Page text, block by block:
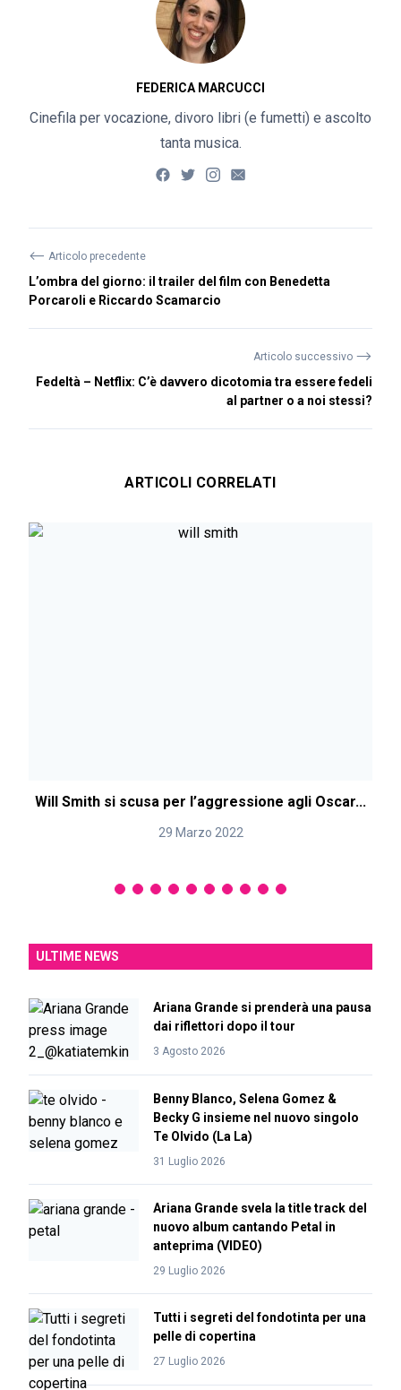
FEDERICA MARCUCCI
Cinefila per vocazione, divoro libri (e fumetti) e ascolto
tanta musica.
⟵ Articolo precedente
L’ombra del giorno: il trailer del film con Benedetta
Porcaroli e Riccardo Scamarcio
Articolo successivo ⟶
Fedeltà – Netflix: C’è davvero dicotomia tra essere fedeli
al partner o a noi stessi?
ARTICOLI CORRELATI
Will Smith si scusa per l’aggressione agli Oscar...
29 Marzo 2022
ULTIME NEWS
Ariana Grande si prenderà una pausa
dai riflettori dopo il tour
3 Agosto 2026
Benny Blanco, Selena Gomez &
Becky G insieme nel nuovo singolo
Te Olvido (La La)
31 Luglio 2026
Ariana Grande svela la title track del
nuovo album cantando Petal in
anteprima (VIDEO)
29 Luglio 2026
Tutti i segreti del fondotinta per una
pelle di copertina
27 Luglio 2026